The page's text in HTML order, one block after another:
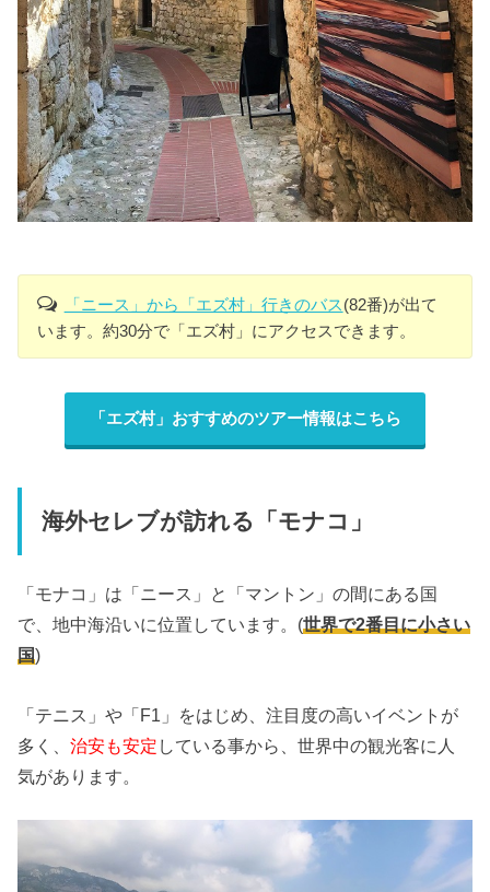
「ニース」から「エズ村」行きのバス(82番)が出て
います。約30分で「エズ村」にアクセスできます。
「エズ村」おすすめのツアー情報はこちら
海外セレブが訪れる「モナコ」
「モナコ」は「ニース」と「マントン」の間にある国
で、地中海沿いに位置しています。(世界で2番目に小さい
国)
「テニス」や「F1」をはじめ、注目度の高いイベントが
多く、治安も安定 している事から、世界中の観光客に人
気があります。